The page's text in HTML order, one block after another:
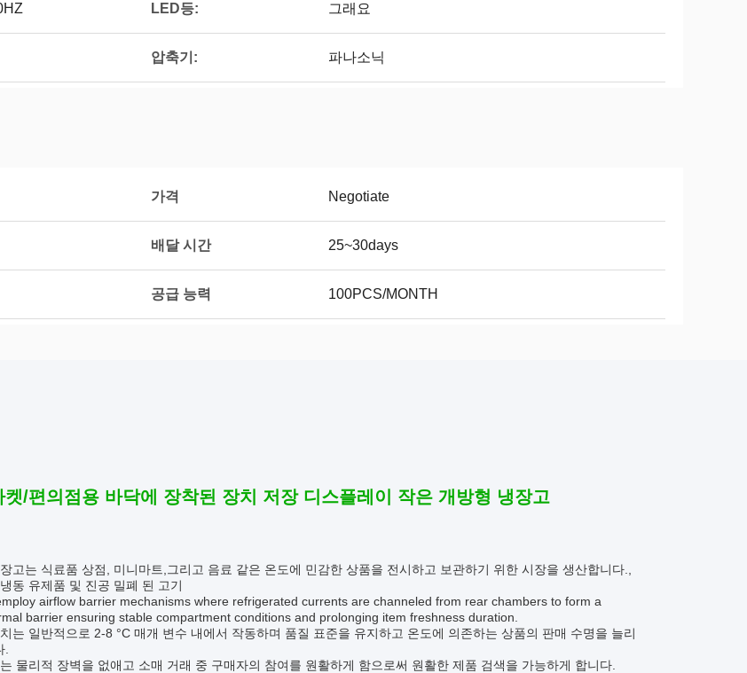
LED등: 그래요
압축기: 파나소닉
가격 Negotiate
배달 시간 25~30days
공급 능력 100PCS/MONTH
켓/편의점용 바닥에 장착된 장치 저장 디스플레이 작은 개방형 냉장고
고는 식료품 상점, 미니마트,그리고 음료 같은 온도에 민감한 상품을 전시하고 보관하기 위한 시장을 생산합니다.,
동 유제품 및 진공 밀폐 된 고기
airflow barrier mechanisms where refrigerated currents are channeled from rear chambers to form a
barrier ensuring stable compartment conditions and prolonging item freshness duration.
는 일반적으로 2-8 °C 매개 변수 내에서 작동하며 품질 표준을 유지하고 온도에 의존하는 상품의 판매 수명을 늘리
물리적 장벽을 없애고 소매 거래 중 구매자의 참여를 원활하게 함으로써 원활한 제품 검색을 가능하게 합니다.